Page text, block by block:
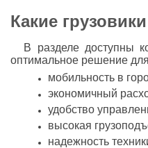
Какие
В разделе доступны
оптимальное решение
мобильность в
экономичный
удобство
высокая
надежность